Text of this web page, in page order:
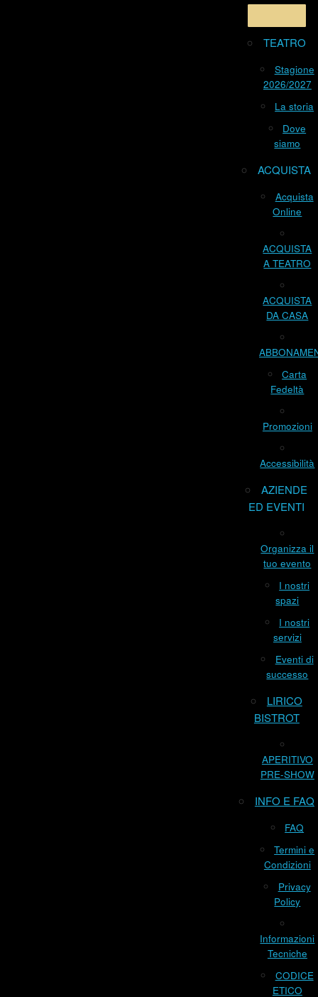
TEATRO
Stagione
2026/2027
La storia
Dove
siamo
ACQUISTA
Acquista
Online
ACQUISTA
A TEATRO
ACQUISTA
DA CASA
Carta
Fedeltà
Promozioni
Accessibilità
AZIENDE
ED EVENTI
Organizza il
tuo evento
I nostri
spazi
I nostri
servizi
Eventi di
successo
LIRICO
BISTROT
APERITIVO
PRE-SHOW
INFO E FAQ
FAQ
Termini e
Condizioni
Privacy
Policy
Informazioni
Tecniche
CODICE
ETICO